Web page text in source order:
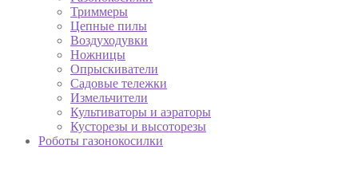
Триммеры
Цепные пилы
Воздуходувки
Ножницы
Опрыскиватели
Садовые тележки
Измельчители
Культиваторы и аэраторы
Кусторезы и высоторезы
Роботы газонокосилки